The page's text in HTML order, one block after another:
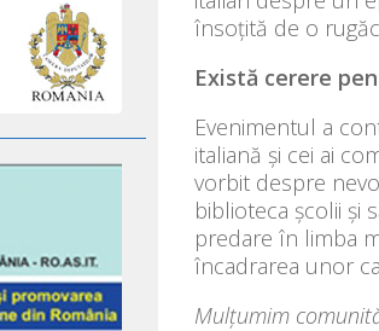
însoțită de o
Există cerere
Evenimentul a
italiană și cei ai
vorbit despre
biblioteca școlii și
predare în limba
încadrarea unor
Mulțumim